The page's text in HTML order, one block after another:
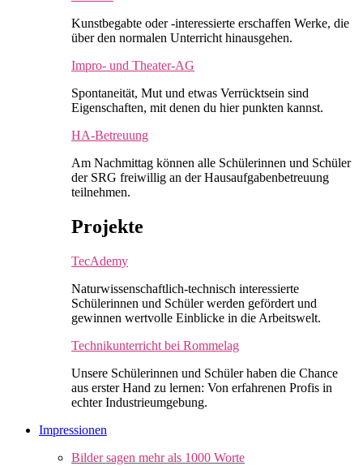
Kunstbegabte oder -interessierte erschaffen Werke, die
über den normalen Unterricht hinausgehen.
Impro- und Theater-AG
Spontaneität, Mut und etwas Verrücktsein sind
Eigenschaften, mit denen du hier punkten kannst.
HA-Betreuung
Am Nachmittag können alle Schülerinnen und Schüler
der SRG freiwillig an der Hausaufgabenbetreuung
teilnehmen.
Projekte
TecAdemy
Naturwissenschaftlich-technisch interessierte
Schülerinnen und Schüler werden gefördert und
gewinnen wertvolle Einblicke in die Arbeitswelt.
Technikunterricht bei Rommelag
Unsere Schülerinnen und Schüler haben die Chance
aus erster Hand zu lernen: Von erfahrenen Profis in
echter Industrieumgebung.
Impressionen
Bilder sagen mehr als 1000 Worte